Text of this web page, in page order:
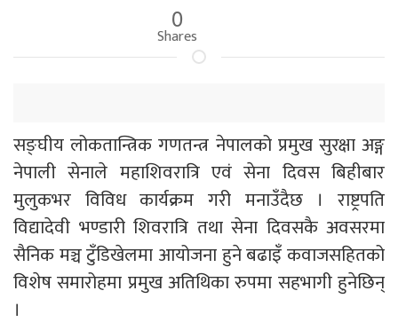
0
Shares
सङ्घीय लोकतान्त्रिक गणतन्त्र नेपालको प्रमुख सुरक्षा अङ्ग
नेपाली सेनाले महाशिवरात्रि एवं सेना दिवस बिहीबार
मुलुकभर विविध कार्यक्रम गरी मनाउँदैछ । राष्ट्रपति
विद्यादेवी भण्डारी शिवरात्रि तथा सेना दिवसकै अवसरमा
सैनिक मञ्च टुँडिखेलमा आयोजना हुने बढाइँ कवाजसहितको
विशेष समारोहमा प्रमुख अतिथिका रुपमा सहभागी हुनेछिन्
।